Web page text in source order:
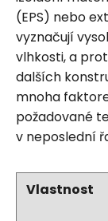
(EPS) nebo
vyznačují
vlhkosti, a
dalších
mnoha
požadované
v neposlední
Vlastnost